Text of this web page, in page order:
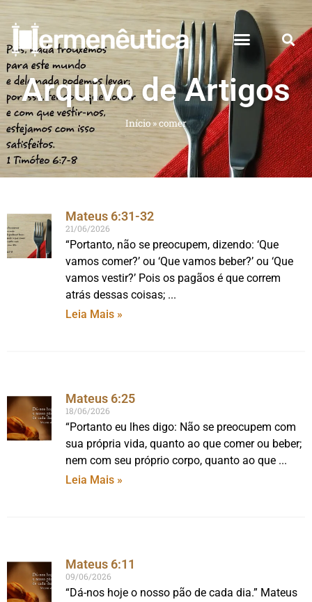
Arquivo de Artigos
Início »comer
Mateus 6:31-32
21/06/2026
“Portanto, não se preocupem, dizendo: ‘Que
vamos comer?’ ou ‘Que vamos beber?’ ou ‘Que
vamos vestir?’ Pois os pagãos é que correm
atrás dessas coisas;
Leia Mais »
Mateus 6:25
18/06/2026
“Portanto eu lhes digo: Não se preocupem com
sua própria vida, quanto ao que comer ou beber;
nem com seu próprio corpo, quanto ao que
Leia Mais »
Mateus 6:11
09/06/2026
“Dá-nos hoje o nosso pão de cada dia.” Mateus